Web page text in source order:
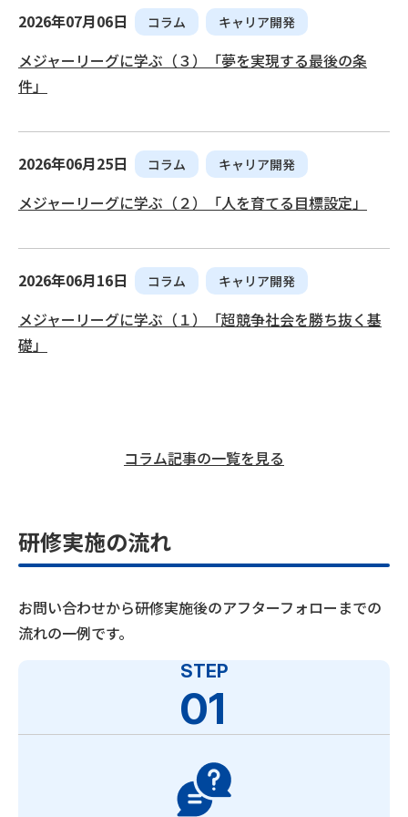
2026年07月06日 コラム キャリア開発
メジャーリーグに学ぶ（３）「夢を実現する最後の条
件」
2026年06月25日 コラム キャリア開発
メジャーリーグに学ぶ（２）「人を育てる目標設定」
2026年06月16日 コラム キャリア開発
メジャーリーグに学ぶ（１）「超競争社会を勝ち抜く基
礎」
コラム記事の一覧を見る
研修実施の流れ
お問い合わせから研修実施後のアフターフォローまでの
流れの一例です。
STEP
01